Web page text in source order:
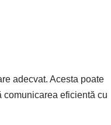
adecvat. Acesta poate
comunicarea eficientă cu